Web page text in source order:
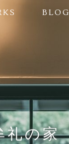
BLOG
礼の家